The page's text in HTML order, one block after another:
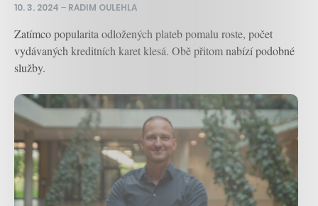
10. 3. 2024 – RADIM OULEHLA
Zatímco popularita odložených plateb pomalu roste, počet
vydávaných kreditních karet klesá. Obě přitom nabízí podobné
služby.